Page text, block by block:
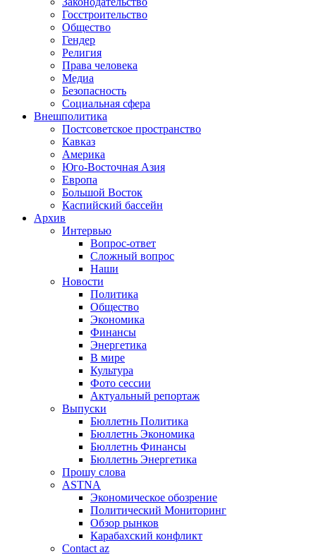
Госстроительство
Общество
Гендер
Религия
Права человека
Медиа
Безопасность
Социальная сфера
Внешполитика
Постсоветское пространство
Кавказ
Америка
Юго-Восточная Азия
Европа
Большой Восток
Каспийский бассейн
Архив
Интервью
Вопрос-ответ
Сложный вопрос
Наши
Новости
Политика
Общество
Экономика
Финансы
Энергетика
В мире
Культура
Фото сессии
Актуальный репортаж
Выпуски
Бюллетнь Политика
Бюллетнь Экономика
Бюллетнь Финансы
Бюллетнь Энергетика
Прошу слова
ASTNA
Экономическое обозрение
Политический Мониторинг
Обзор рынков
Карабахский конфликт
Contact az